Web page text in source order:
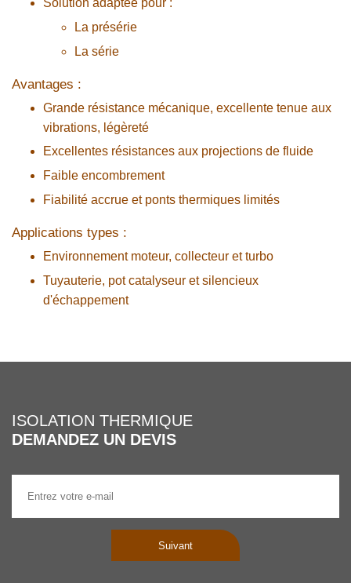
Solution adaptée pour :
La présérie
La série
Avantages :
Grande résistance mécanique, excellente tenue aux
vibrations, légèreté
Excellentes résistances aux projections de fluide
Faible encombrement
Fiabilité accrue et ponts thermiques limités
Applications types :
Environnement moteur, collecteur et turbo
Tuyauterie, pot catalyseur et silencieux
d'échappement
ISOLATION THERMIQUE
DEMANDEZ UN DEVIS
Suivant